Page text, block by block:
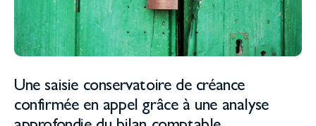
Une saisie conservatoire de créance
confirmée en appel grâce à une analyse